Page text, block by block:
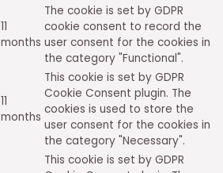
11
months
The cookie is set by GDPR
cookie consent to record the
user consent for the cookies in
the category "Functional".
11
months
This cookie is set by GDPR
Cookie Consent plugin. The
cookies is used to store the
user consent for the cookies in
the category "Necessary".
This cookie is set by GDPR